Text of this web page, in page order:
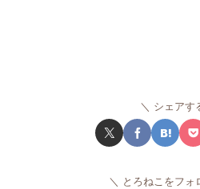
シェアす
とろねこをフォ